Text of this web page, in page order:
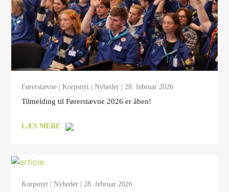
Førerstævne |Korpsnyt |Nyheder | 28. februar 2026
Tilmelding til Førerstævne 2026 er åben!
LÆS MERE
Korpsnyt |Nyheder | 28. februar 2026